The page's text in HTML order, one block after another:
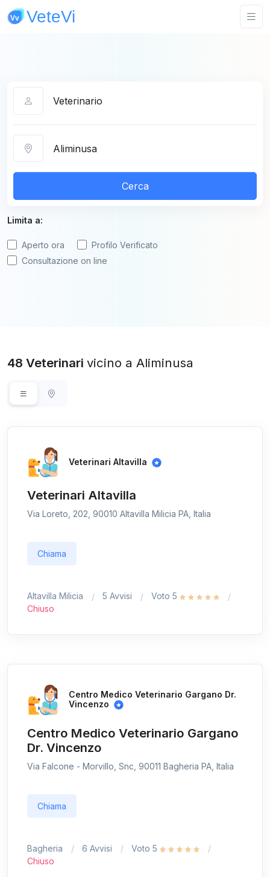
Cerca
Limita a:
Aperto ora
Profilo Verificato
Consultazione on line
48 Veterinari vicino a Aliminusa
Veterinari Altavilla
Veterinari Altavilla
Via Loreto, 202, 90010 Altavilla Milicia PA, Italia
Chiama
Altavilla Milicia 5 Avvisi
Voto 5
Chiuso
Centro Medico Veterinario Gargano Dr.
Vincenzo
Centro Medico Veterinario Gargano
Dr. Vincenzo
Via Falcone - Morvillo, Snc, 90011 Bagheria PA, Italia
Chiama
Bagheria 6 Avvisi
Voto 5
Chiuso